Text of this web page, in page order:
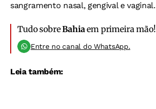
sangramento nasal, gengival e vaginal.
Tudo sobreBahiaem primeira mão!
Entre no canal do WhatsApp.
Leia também: